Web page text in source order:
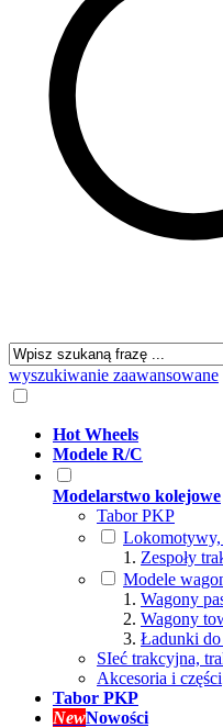
wyszukiwanie zaawansowane
Hot Wheels
Modele R/C
Modelarstwo kolejowe
Tabor PKP
Zespoły
Modele
Wagony
Wagony
Ładunki
SIeć trakcyjna,
Akcesoria i części
Tabor PKP
NewNowości